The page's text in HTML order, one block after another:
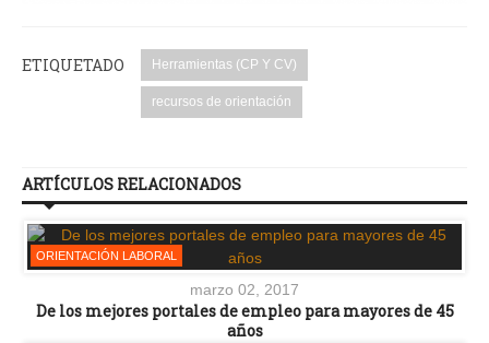
ETIQUETADO Herramientas (CP Y CV)
recursos de orientación
ARTÍCULOS RELACIONADOS
ORIENTACIÓN LABORAL
marzo 02, 2017
De los mejores portales de empleo para mayores de 45
años